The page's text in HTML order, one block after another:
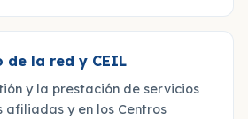
de la red y CEIL
y la prestación de servicios
afiliadas y en los Centros